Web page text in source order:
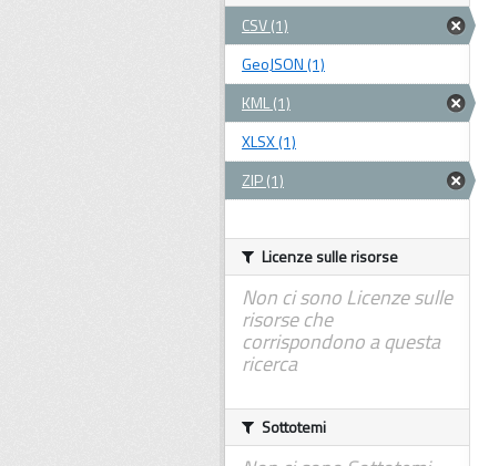
CSV (1)
GeoJSON (1)
KML (1)
XLSX (1)
ZIP (1)
Licenze sulle risorse
Non ci sono Licenze sulle
risorse che
corrispondono a questa
ricerca
Sottotemi